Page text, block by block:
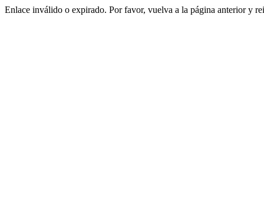
Enlace inválido o expirado. Por favor, vuelva a la página anterior y